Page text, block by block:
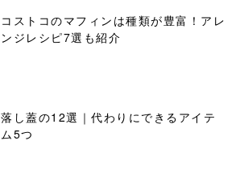
コストコのマフィンは種類が豊富！アレ
ンジレシピ7選も紹介
落し蓋の12選｜代わりにできるアイテ
ム5つ